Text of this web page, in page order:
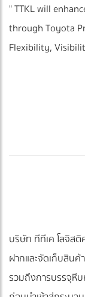
" TTKL will
through Toyota
Flexibility,
บริษัท ทีทีเค โลจิสติ
ฝากและจัดเก็บสิน
รวมถึงการบรรจุหี